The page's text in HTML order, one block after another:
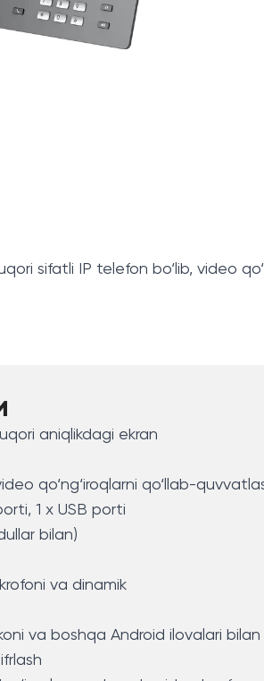
sifatli IP telefon bo‘lib, video
aniqlikdagi ekran
qo‘ng‘iroqlarni qo‘llab-
1 x USB porti
bilan)
va dinamik
va boshqa Android ilovalari